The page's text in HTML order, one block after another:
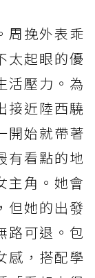
周挽外表乖
太起眼的優
活壓力。為
接近陸西驍
開始就帶著
有看點的地
主角。她會
但她的出發
路可退。包
感，搭配學